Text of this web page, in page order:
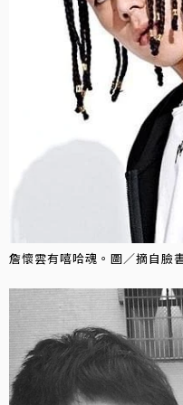
詹懷雲有嘻哈魂。圖／摘自臉